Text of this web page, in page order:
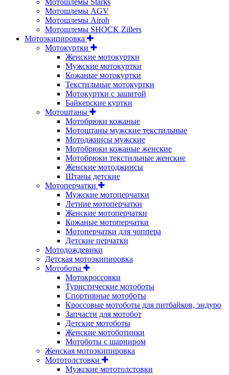
Мотошлемы Starks
Мотошлемы AGV
Мотошлемы Airoh
Мотошлемы SHOCK Zillers
Мотоэкипировка
Мотокуртки
Женские мотокуртки
Мужские мотокуртки
Кожаные мотокуртки
Текстильные мотокуртки
Мотокуртки с защитой
Байкерские куртки
Мотоштаны
Мотобрюки кожаные
Мотоштаны мужские текстильные
Мотоджинсы мужские
Мотобрюки кожаные женские
Мотобрюки текстильные женские
Женские мотоджинсы
Штаны детские
Мотоперчатки
Мужские мотоперчатки
Летние мотоперчатки
Женские мотоперчатки
Кожаные мотоперчатки
Мотоперчатки для чоппера
Детские перчатки
Мотодождевики
Детская мотоэкипировка
Мотоботы
Мотокроссовки
Туристические мотоботы
Спортивные мотоботы
Кроссовые мотоботы для питбайков, эндуро
Запчасти для мотобот
Детские мотоботы
Женские мотоботинки
Мотоботы с шарниром
Женская мотоэкипировка
Мототолстовки
Мужские мототолстовки